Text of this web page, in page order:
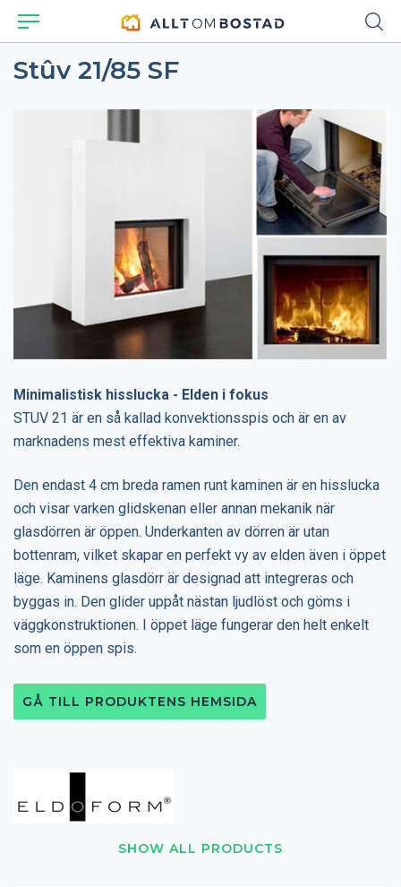
Stûv 21/85 SF
SHOW ALL PRODUCTS
Minimalistisk hisslucka - Elden i fokus
STUV 21 är en så kallad konvektionsspis och är en av
marknadens mest effektiva kaminer.
Den endast 4 cm breda ramen runt kaminen är en hisslucka
och visar varken glidskenan eller annan mekanik när
glasdörren är öppen. Underkanten av dörren är utan
bottenram, vilket skapar en perfekt vy av elden även i öppet
läge. Kaminens glasdörr är designad att integreras och
byggas in. Den glider uppåt nästan ljudlöst och göms i
väggkonstruktionen. I öppet läge fungerar den helt enkelt
som en öppen spis.
GÅ TILL PRODUKTENS HEMSIDA